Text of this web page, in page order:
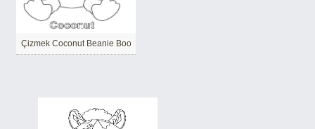
Çizmek Coconut Beanie Boo